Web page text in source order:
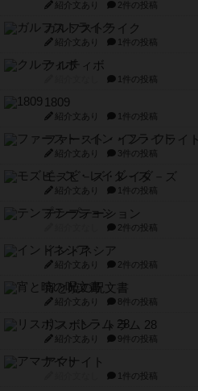
紹介文あり 2件の投稿
ガルフストライク
紹介文あり 1件の投稿
クルティボ
1件の投稿
1809
紹介文あり 1件の投稿
ファースト・イン・フライト
紹介文あり 3件の投稿
モズビ－ズ・レイダ－ズ
紹介文あり 1件の投稿
テンプテーション
2件の投稿
インドネシア
紹介文あり 2件の投稿
宵と暁の呪文書
紹介文あり 8件の投稿
リスボン・トラム 28
紹介文あり 9件の投稿
アマナイト
1件の投稿